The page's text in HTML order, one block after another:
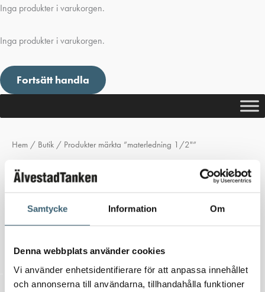
Samtycke Information Om
Denna webbplats använder cookies
Vi använder enhetsidentifierare för att anpassa innehållet
och annonserna till användarna, tillhandahålla funktioner
Inga produkter i varukorgen.
Inga produkter i varukorgen.
Fortsätt handla
Hem / Butik / Produkter märkta ”materledning 1/2"”
materledning 1/2"
Inga produkter hittades som motsvarar ditt val.